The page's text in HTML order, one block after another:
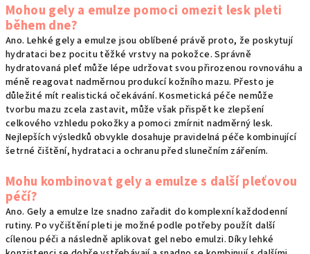
Mohou gely a emulze pomoci omezit lesk pleti
během dne?
Ano. Lehké gely a emulze jsou oblíbené právě proto, že poskytují
hydrataci bez pocitu těžké vrstvy na pokožce. Správně
hydratovaná pleť může lépe udržovat svou přirozenou rovnováhu a
méně reagovat nadměrnou produkcí kožního mazu. Přesto je
důležité mít realistická očekávání. Kosmetická péče nemůže
tvorbu mazu zcela zastavit, může však přispět ke zlepšení
celkového vzhledu pokožky a pomoci zmírnit nadměrný lesk.
Nejlepších výsledků obvykle dosahuje pravidelná péče kombinující
šetrné čištění, hydrataci a ochranu před slunečním zářením.
Mohu kombinovat gely a emulze s další pleťovou
péčí?
Ano. Gely a emulze lze snadno zařadit do komplexní každodenní
rutiny. Po vyčištění pleti je možné podle potřeby použít další
cílenou péči a následně aplikovat gel nebo emulzi. Díky lehké